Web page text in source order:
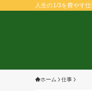
人生の1/3を費やす
ホーム 仕事